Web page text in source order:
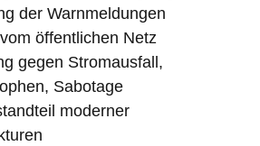
der Warnmeldungen
öffentlichen Netz
gegen Stromausfall,
Sabotage
moderner